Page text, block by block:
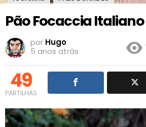
Pão Focaccia Italiano
por Hugo
5 anos atrás
49
PARTILHAS